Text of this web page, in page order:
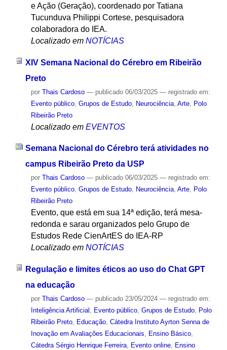
e Ação (Geração), coordenado por Tatiana
Tucunduva Philippi Cortese, pesquisadora
colaboradora do IEA.
Localizado em NOTÍCIAS
XIV Semana Nacional do Cérebro em Ribeirão
Preto
por Thais Cardoso — publicado06/03/2025 — registrado em:
Evento público, Grupos de Estudo, Neurociência, Arte, Polo
Ribeirão Preto
Localizado em EVENTOS
Semana Nacional do Cérebro terá atividades no
campus Ribeirão Preto da USP
por Thais Cardoso — publicado06/03/2025 — registrado em:
Evento público, Grupos de Estudo, Neurociência, Arte, Polo
Ribeirão Preto
Evento, que está em sua 14ª edição, terá mesa-
redonda e sarau organizados pelo Grupo de
Estudos Rede CienArtES do IEA-RP
Localizado em NOTÍCIAS
Regulação e limites éticos ao uso do Chat GPT
na educação
por Thais Cardoso — publicado23/05/2024 — registrado em:
Inteligência Artificial , Evento público, Grupos de Estudo, Polo
Ribeirão Preto, Educação, Cátedra Instituto Ayrton Senna de
Inovação em Avaliações Educacionais, Ensino Básico,
Cátedra Sérgio Henrique Ferreira, Evento online, Ensino